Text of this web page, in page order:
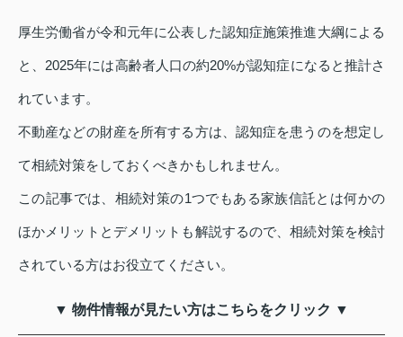
厚生労働省が令和元年に公表した認知症施策推進大綱による
と、2025年には高齢者人口の約20%が認知症になると推計さ
れています。
不動産などの財産を所有する方は、認知症を患うのを想定し
て相続対策をしておくべきかもしれません。
この記事では、相続対策の1つでもある家族信託とは何かの
ほかメリットとデメリットも解説するので、相続対策を検討
されている方はお役立てください。
▼ 物件情報が見たい方はこちらをクリック ▼